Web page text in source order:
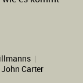
|
Carter